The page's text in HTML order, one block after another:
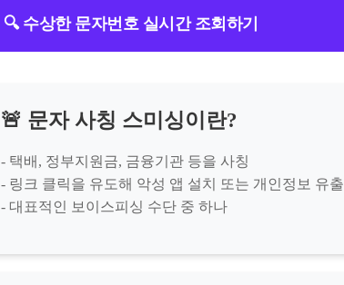
🔍 수상한 문자번호 실시간 조회하기
🚨 문자 사칭 스미싱이란?
- 택배, 정부지원금, 금융기관 등을 사칭
- 링크 클릭을 유도해 악성 앱 설치 또는 개인정보 유출
- 대표적인 보이스피싱 수단 중 하나